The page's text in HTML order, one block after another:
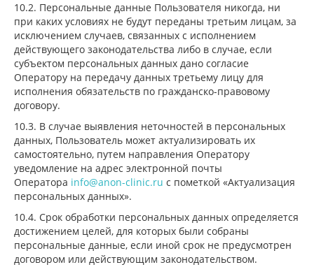
10.2. Персональные данные Пользователя никогда, ни
при каких условиях не будут переданы третьим лицам, за
исключением случаев, связанных с исполнением
действующего законодательства либо в случае, если
субъектом персональных данных дано согласие
Оператору на передачу данных третьему лицу для
исполнения обязательств по гражданско-правовому
договору.
10.3. В случае выявления неточностей в персональных
данных, Пользователь может актуализировать их
самостоятельно, путем направления Оператору
уведомление на адрес электронной почты
Оператора info@anon-clinic.ru с пометкой «Актуализация
персональных данных».
10.4. Срок обработки персональных данных определяется
достижением целей, для которых были собраны
персональные данные, если иной срок не предусмотрен
договором или действующим законодательством.